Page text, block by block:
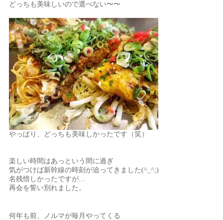
どっちも美味しいので選べない〜〜
やっぱり、どっちも美味しかったです（笑）
楽しい時間はあっという間に過ぎ
気がつけば新幹線の時刻が迫ってきました(^_^;)
名残惜しかったですが…
再会を誓い別れました。
何年も前、ノルマが毎月やってくる